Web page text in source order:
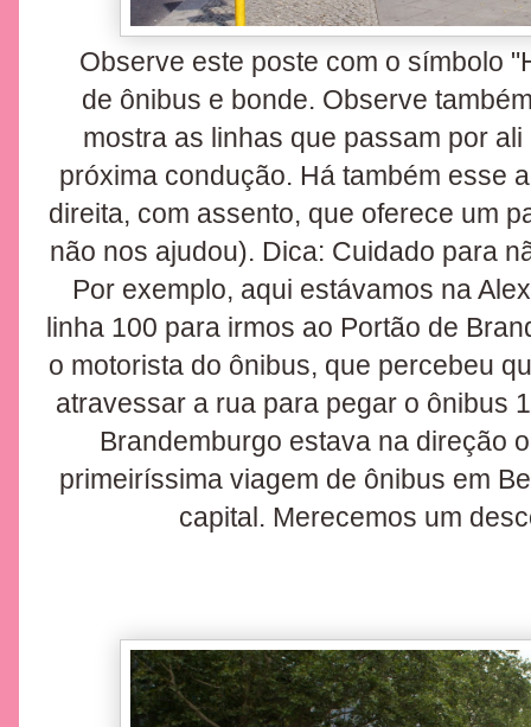
Observe este poste com o símbolo
de ônibus e bonde. Observe
mostra as linhas que passam por
próxima condução. Há também esse
direita, com assento, que oferece um
não nos ajudou). Dica: Cuidado para
Por exemplo, aqui estávamos na
linha 100 para irmos ao Portão de
o motorista do ônibus, que percebeu
atravessar a rua para pegar o ônibus
Brandemburgo estava na direção
primeiríssima viagem de ônibus em
capital. Merecemos um